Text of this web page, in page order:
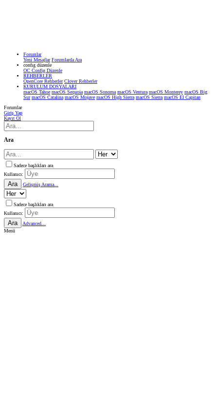
Forumlar
Yeni Mesajlar Forumlarda Ara
confıg düzenle
OC Config Düzenle
REHBERLER
OpenCore Rehberler Clover Rehberler
KURULUM DOSYALARI
macOS Tahoe macOS Sequoia macOS Sonoma macOS Ventura macOS Monterey macOS Big
Sur macOS Catalina macOS Mojave macOS High Sierra macOS Sierra macOS El Capitan
Forumlar
Giriş Yap
Kayıt Ol
Ara
Sadece başlıkları ara
Kullanıcı:
Ara Gelişmiş Arama...
Sadece başlıkları ara
Kullanıcı:
Ara
Advanced...
Menü